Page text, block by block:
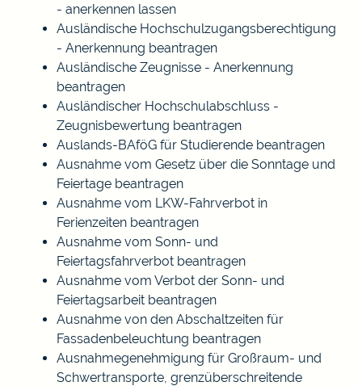
- anerkennen lassen
Ausländische Hochschulzugangsberechtigung
- Anerkennung beantragen
Ausländische Zeugnisse - Anerkennung
beantragen
Ausländischer Hochschulabschluss -
Zeugnisbewertung beantragen
Auslands-BAföG für Studierende beantragen
Ausnahme vom Gesetz über die Sonntage und
Feiertage beantragen
Ausnahme vom LKW-Fahrverbot in
Ferienzeiten beantragen
Ausnahme vom Sonn- und
Feiertagsfahrverbot beantragen
Ausnahme vom Verbot der Sonn- und
Feiertagsarbeit beantragen
Ausnahme von den Abschaltzeiten für
Fassadenbeleuchtung beantragen
Ausnahmegenehmigung für Großraum- und
Schwertransporte, grenzüberschreitende